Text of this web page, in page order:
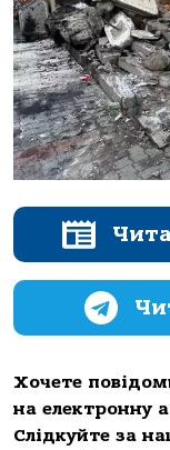
Хочете
на електронну
Слідкуйте за